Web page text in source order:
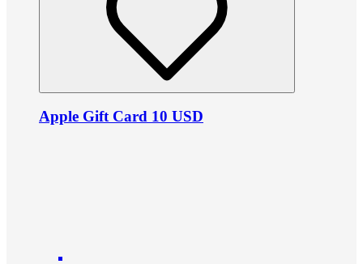
Apple Gift Card 10 USD